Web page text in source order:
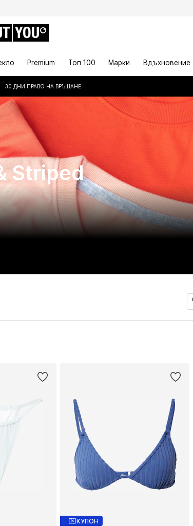
YOU
Premium Топ 100 Марки Вдъхновение
30 ДНИ ПРАВО НА ВРЪЩАНЕ
Striped
КУПОН